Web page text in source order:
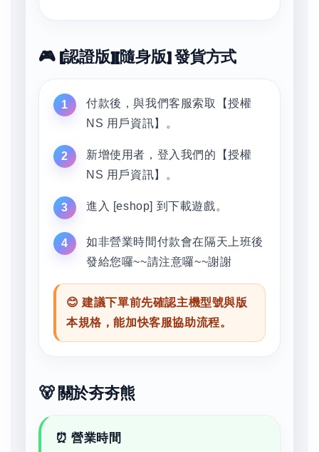
🎮 [認證版][隨身版] 發貨方式
付款後，與我們客服索取【授權
NS 用戶資訊】。
新增使用者，登入我們的【授權
NS 用戶資訊】。
進入 [eshop] 到下載遊戲。
如非營業時間付款會在隔天上班後
發給您囉~~請注意囉~~謝謝
😊 建議下單前先確認主機型號與版
本規格，能加快客服協助流程。
🐻 關於夯夯熊
⏰ 營業時間